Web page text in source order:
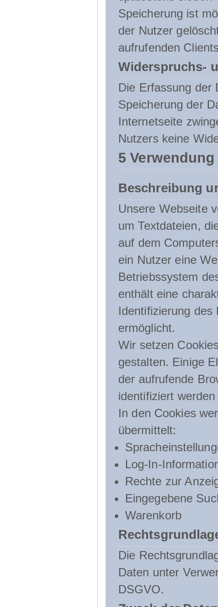
Speicherung ist
der Nutzer
aufrufenden
Widerspruchs-
Die Erfassung der
Speicherung der
Internetseite
Nutzers keine
5
Beschreibung
Unsere Webseite
um Textdateien,
auf dem
ein Nutzer eine
Betriebssystem
enthält eine
Identifizierung
ermöglicht.
Wir setzen
gestalten. Einige
der aufrufende
identifiziert
In den Cookies
übermittelt:
Log-In-
Rechte zur
Eingegebene
Warenkorb
Die
Daten unter
DSGVO.